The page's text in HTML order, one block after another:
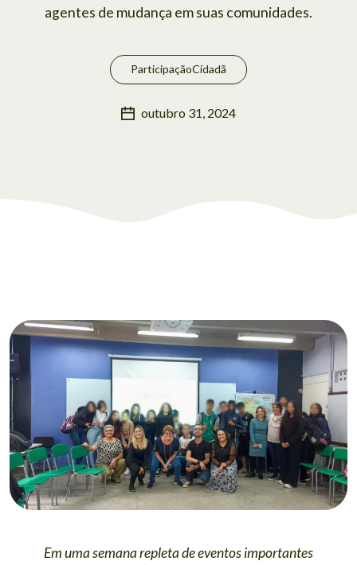
agentes de mudança em suas comunidades.
ParticipaçãoCidadã
outubro 31, 2024
Em uma semana repleta de eventos importantes